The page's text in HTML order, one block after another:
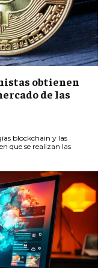
obtienen
de las
blockchain y las
que se realizan las